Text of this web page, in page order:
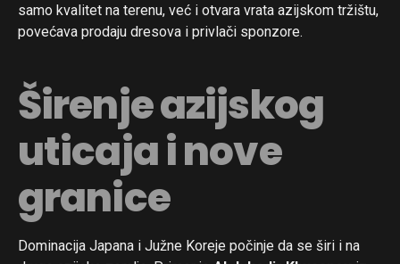
samo kvalitet na terenu, već i otvara vrata azijskom tržištu,
povećava prodaju dresova i privlači sponzore.
Širenje azijskog
uticaja i nove
granice
Dominacija Japana i Južne Koreje počinje da se širi i na